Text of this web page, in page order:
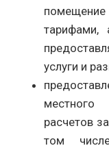
помещение
услуги и
местного
расчетов
том